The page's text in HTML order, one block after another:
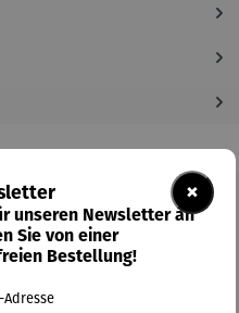
×
unseren Newsletter an
Sie von einer
Bestellung!
Adresse